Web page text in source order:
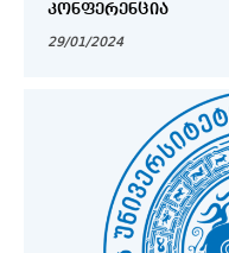
ᲙᲝᲜᲤᲔᲠᲔᲜᲪᲘᲐ
29/01/2024